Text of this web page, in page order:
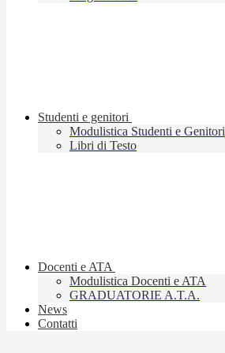
Studenti e genitori
Modulistica Studenti e Genitori
Libri di Testo
Docenti e ATA
Modulistica Docenti e ATA
GRADUATORIE A.T.A.
News
Contatti